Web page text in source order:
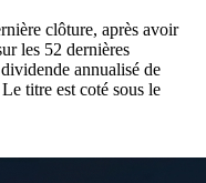
clôture, après avoir
les 52 dernières
annualisé de
Le titre est coté sous le